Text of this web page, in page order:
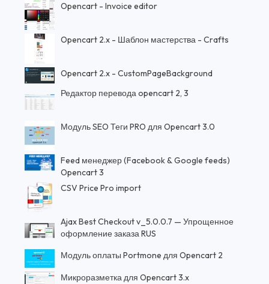
Opencart - Invoice editor
Opencart 2.x - Шаблон мастерства - Crafts
Opencart 2.x - CustomPageBackground
Редактор перевода opencart 2, 3
Модуль SEO Теги PRO для Opencart 3.0
Feed менеджер (Facebook & Google feeds)
Opencart 3
CSV Price Pro import
Ajax Best Checkout v_5.0.0.7 — Упрощенное
оформление заказа RUS
Модуль оплаты Portmone для Opencart 2
Микроразметка для Opencart 3.x